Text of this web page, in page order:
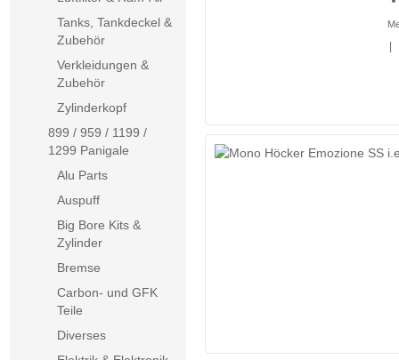
Tanks, Tankdeckel &
Zubehör
Verkleidungen &
Zubehör
Zylinderkopf
899 / 959 / 1199 /
1299 Panigale
Alu Parts
Auspuff
Big Bore Kits &
Zylinder
Bremse
Carbon- und GFK
Teile
Diverses